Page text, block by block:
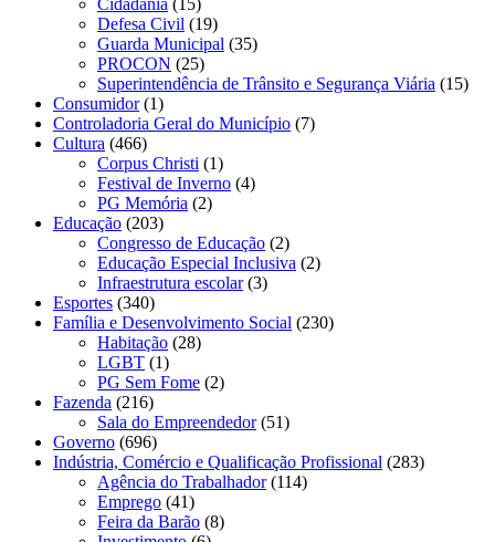
Cidadania (15)
Defesa Civil (19)
Guarda Municipal (35)
PROCON (25)
Superintendência de Trânsito e Segurança Viária (15)
Consumidor(1)
Controladoria Geral do Município (7)
Cultura (466)
Corpus Christi (1)
Festival de Inverno (4)
PG Memória (2)
Educação (203)
Congresso de Educação (2)
Educação Especial Inclusiva (2)
Infraestrutura escolar(3)
Esportes (340)
Família e Desenvolvimento Social (230)
Habitação (28)
LGBT (1)
PG Sem Fome (2)
Fazenda (216)
Sala do Empreendedor(51)
Governo (696)
Indústria, Comércio e Qualificação Profissional (283)
Agência do Trabalhador(114)
Emprego (41)
Feira da Barão (8)